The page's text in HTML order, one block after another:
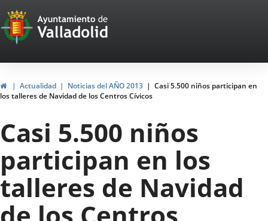
Portal
Web
del
Ayuntamiento
de
Valladolid
HomeActualidad Noticias del AÑO 2013
Casi 5.500 niños participan en
los talleres de Navidad de los Centros Cívicos
Casi 5.500 niños
participan en los
talleres de Navidad